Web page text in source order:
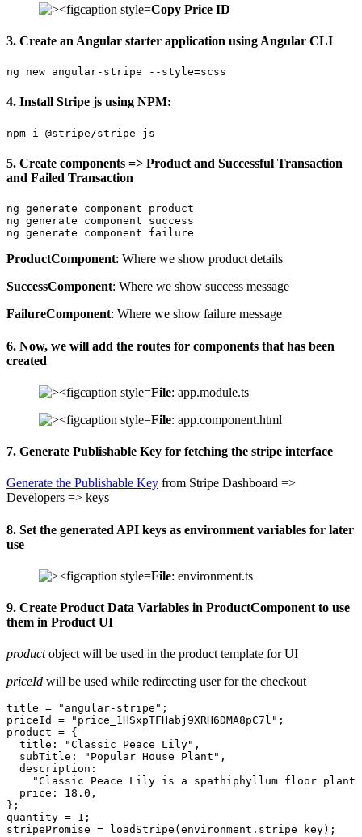
Copy Price ID
3. Create an Angular starter application using Angular CLI
ng new angular-stripe --style=scss
4. Install Stripe js using NPM:
npm i @stripe/stripe-js
5. Create components => Product and Successful Transaction
and Failed Transaction
ng generate component product
ng generate component success
ng generate component failure
ProductComponent: Where we show product details
SuccessComponent: Where we show success message
FailureComponent: Where we show failure message
6. Now, we will add the routes for components that has been
created
File: app.module.ts
File: app.component.html
7. Generate Publishable Key for fetching the stripe interface
Generate the Publishable Key from Stripe Dashboard =>
Developers => keys
8. Set the generated API keys as environment variables for later
use
File: environment.ts
9. Create Product Data Variables in ProductComponent to use
them in Product UI
productobject will be used in the product template for UI
priceId will be used while redirecting user for the checkout
title = "angular-stripe";
priceId = "price_1HSxpTFHabj9XRH6DMA8pC7l";
product = {
  title: "Classic Peace Lily",
  subTitle: "Popular House Plant",
  description:
"Classic Peace Lily is a spathiphyllum floor
  price: 18.0,
};
quantity = 1;
stripePromise = loadStripe(environment.stripe_key);